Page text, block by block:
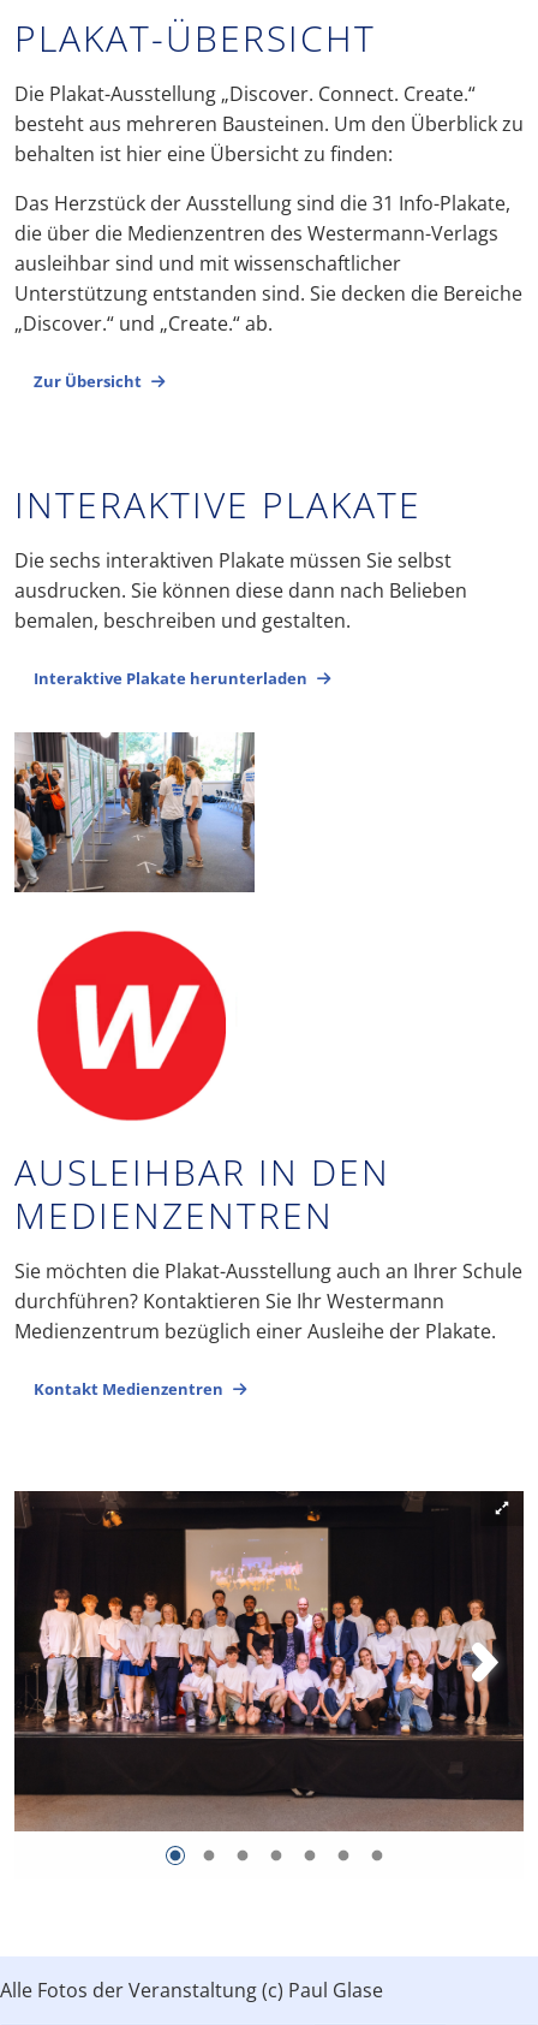
PLAKAT-ÜBERSICHT
Die Plakat-Ausstellung „Discover. Connect. Create.“
besteht aus mehreren Bausteinen. Um den Überblick zu
behalten ist hier eine Übersicht zu finden:
Das Herzstück der Ausstellung sind die 31 Info-Plakate,
die über die Medienzentren des Westermann-Verlags
ausleihbar sind und mit wissenschaftlicher
Unterstützung entstanden sind. Sie decken die Bereiche
„Discover.“ und „Create.“ ab.
Zur Übersicht
INTERAKTIVE PLAKATE
Die sechs interaktiven Plakate müssen Sie selbst
ausdrucken. Sie können diese dann nach Belieben
bemalen, beschreiben und gestalten.
Interaktive Plakate herunterladen
AUSLEIHBAR IN DEN
MEDIENZENTREN
Sie möchten die Plakat-Ausstellung auch an Ihrer Schule
durchführen? Kontaktieren Sie Ihr Westermann
Medienzentrum bezüglich einer Ausleihe der Plakate.
Kontakt Medienzentren
Alle Fotos der Veranstaltung (c) Paul Glase